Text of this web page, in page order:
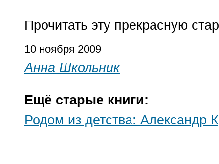
Прочитать эту прекрасную
10 ноября 2009
Анна Школьник
Ещё старые книги:
Родом из детства: Александр